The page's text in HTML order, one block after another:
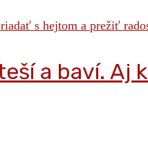
a baví. Aj